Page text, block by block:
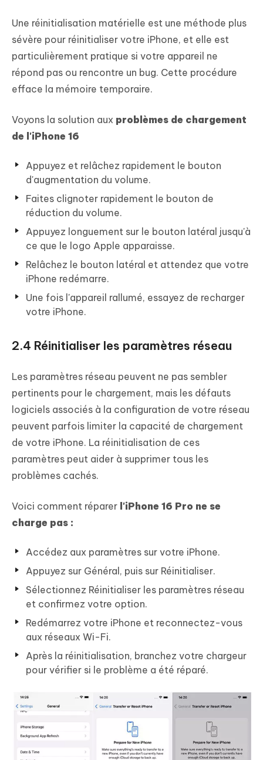
Une réinitialisation matérielle est une méthode plus
sévère pour réinitialiser votre iPhone, et elle est
particulièrement pratique si votre appareil ne
répond pas ou rencontre un bug. Cette procédure
efface la mémoire temporaire.
Voyons la solution aux problèmes de chargement
de l'iPhone 16
Appuyez et relâchez rapidement le bouton
d'augmentation du volume.
Faites clignoter rapidement le bouton de
réduction du volume.
Appuyez longuement sur le bouton latéral jusqu'à
ce que le logo Apple apparaisse.
Relâchez le bouton latéral et attendez que votre
iPhone redémarre.
Une fois l'appareil rallumé, essayez de recharger
votre iPhone.
2.4 Réinitialiser les paramètres réseau
Les paramètres réseau peuvent ne pas sembler
pertinents pour le chargement, mais les défauts
logiciels associés à la configuration de votre réseau
peuvent parfois limiter la capacité de chargement
de votre iPhone. La réinitialisation de ces
paramètres peut aider à supprimer tous les
problèmes cachés.
Voici comment réparer l'iPhone 16 Pro ne se
charge pas :
Accédez aux paramètres sur votre iPhone.
Appuyez sur Général, puis sur Réinitialiser.
Sélectionnez Réinitialiser les paramètres réseau
et confirmez votre option.
Redémarrez votre iPhone et reconnectez-vous
aux réseaux Wi-Fi.
Après la réinitialisation, branchez votre chargeur
pour vérifier si le problème a été réparé.